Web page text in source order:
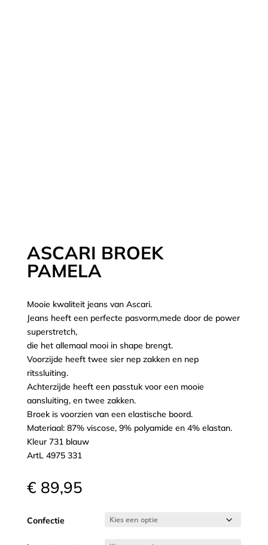
ASCARI BROEK
PAMELA
Mooie kwaliteit jeans van Ascari.
Jeans heeft een perfecte pasvorm,mede door de power
superstretch,
die het allemaal mooi in shape brengt.
Voorzijde heeft twee sier nep zakken en nep
ritssluiting.
Achterzijde heeft een passtuk voor een mooie
aansluiting, en twee zakken.
Broek is voorzien van een elastische boord.
Materiaal: 87% viscose, 9% polyamide en 4% elastan.
Kleur 731 blauw
ArtL 4975 331
€ 89,95
Confectie